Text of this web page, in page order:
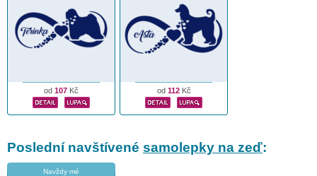
od 107 Kč od 112Kč
Poslední navštívené samolepky na zeď:
Navždy mé